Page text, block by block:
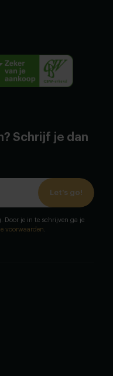
Schrijf je dan
Let's go!
Door je in te schrijven ga je
voorwaarden